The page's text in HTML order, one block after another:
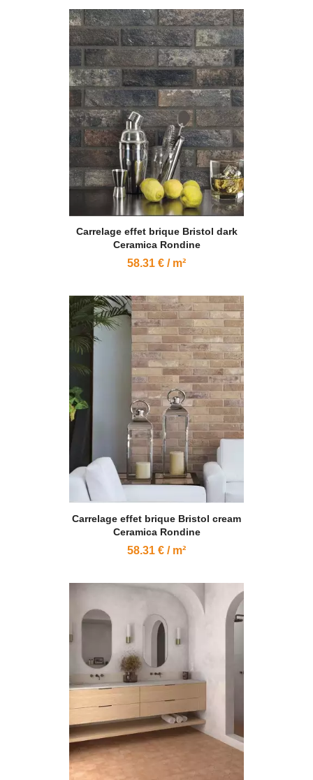
Carrelage effet brique Bristol dark
Ceramica Rondine
58.31 € / m²
Carrelage effet brique Bristol cream
Ceramica Rondine
58.31 € / m²